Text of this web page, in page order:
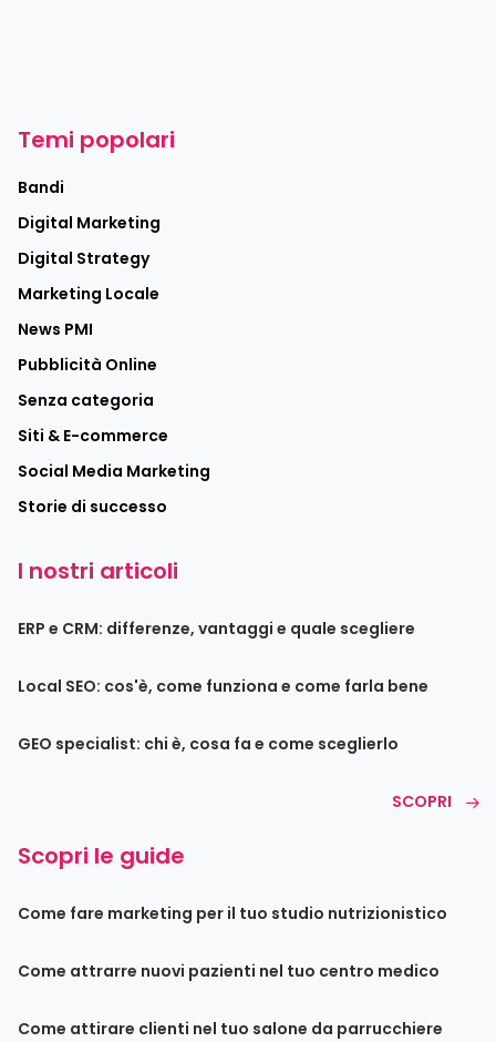
Temi popolari
Bandi
Digital Marketing
Digital Strategy
Marketing Locale
News PMI
Pubblicità Online
Senza categoria
Siti & E-commerce
Social Media Marketing
Storie di successo
I nostri articoli
ERP e CRM: differenze, vantaggi e quale scegliere
Local SEO: cos'è, come funziona e come farla bene
GEO specialist: chi è, cosa fa e come sceglierlo
SCOPRI
Scopri le guide
Come fare marketing per il tuo studio nutrizionistico
Come attrarre nuovi pazienti nel tuo centro medico
Come attirare clienti nel tuo salone da parrucchiere